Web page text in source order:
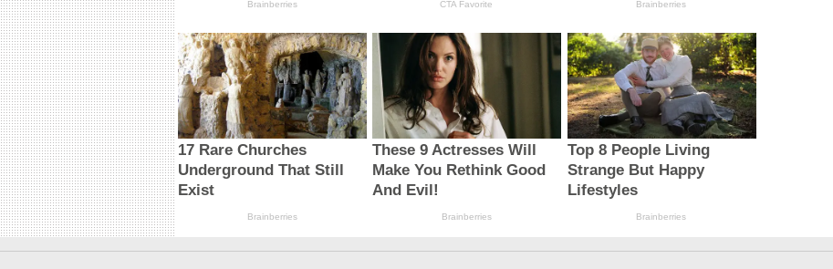
Brainberries CTA Favorite Brainberries
17 Rare Churches
Underground That Still
Exist
Brainberries
These 9 Actresses Will
Make You Rethink Good
And Evil!
Brainberries
Top 8 People Living
Strange But Happy
Lifestyles
Brainberries